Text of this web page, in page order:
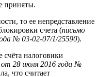
приняты.
то ее непредставление
счета (письмо
№ 03-02-07/1/25590).
счёта налоговики
от 28 июля 2016 года №
что считает